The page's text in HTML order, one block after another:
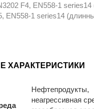
F4, EN558-1 series14
EN558-1 series14
ХАРАКТЕРИСТИКИ
Нефтепродукты,
неагрессивная